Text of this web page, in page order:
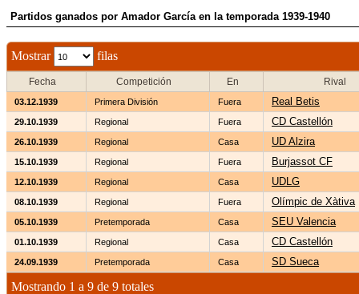
Partidos ganados por Amador García en la temporada 1939-1940
Mostrar filas
Fecha Competición En Rival
03.12.1939 Primera División Fuera Real Betis
29.10.1939 Regional Fuera CD Castellón
26.10.1939 Regional Casa UD Alzira
15.10.1939 Regional Fuera Burjassot CF
12.10.1939 Regional Casa UDLG
08.10.1939 Regional Fuera Olímpic de Xàtiva
05.10.1939 Pretemporada Casa SEU Valencia
01.10.1939 Regional Casa CD Castellón
24.09.1939 Pretemporada Casa SD Sueca
Mostrando 1 a 9 de 9 totales